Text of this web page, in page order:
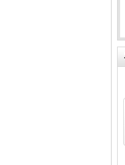
女主角？圣女？